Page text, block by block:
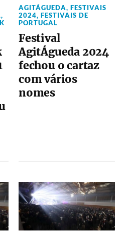
,
AGITÁGUEDA,FESTIVAIS
2024,FESTIVAIS DE
PORTUGAL
Festival
AgitÁgueda 2024
fechou o cartaz
com vários
nomes